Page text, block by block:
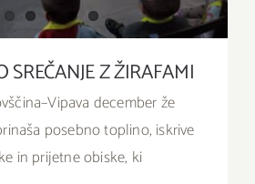
SREČANJE Z ŽIRAFAMI
december že
posebno toplino, iskrive
in prijetne obiske, ki